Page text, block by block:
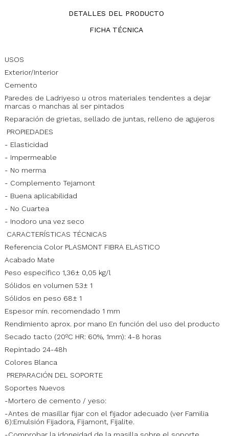
DETALLES DEL PRODUCTO
FICHA TÉCNICA
USOS
Exterior/Interior
Cemento
Paredes de Ladriyeso u otros materiales tendentes a dejar
marcas o manchas al ser pintados
Reparación de grietas, sellado de juntas, relleno de agujeros
PROPIEDADES
- Elasticidad
- Impermeable
- No merma
- Complemento Tejamont
- Buena aplicabilidad
- No Cuartea
- Inodoro una vez seco
CARACTERÍSTICAS TÉCNICAS
Referencia Color PLASMONT FIBRA ELASTICO
Acabado Mate
Peso específico 1,36± 0,05 kg/l
Sólidos en volumen 53± 1
Sólidos en peso 68± 1
Espesor mín. recomendado 1 mm
Rendimiento aprox. por mano En función del uso del producto
Secado tacto (20ºC HR: 60%, 1mm): 4-8 horas
Repintado 24-48h
Colores Blanca
PREPARACIÓN DEL SOPORTE
Soportes Nuevos
-Mortero de cemento / yeso:
-Antes de masillar fijar con el fijador adecuado (ver Familia
6):Emulsión Fijadora, Fijamont, Fijalite.